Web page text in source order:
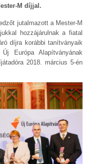
M díjjal.
jutalmazott a Mester-M
hozzájárulnak a fiatal
díjra korábbi tanítványaik
Európa Alapítványának
2018. március 5-én